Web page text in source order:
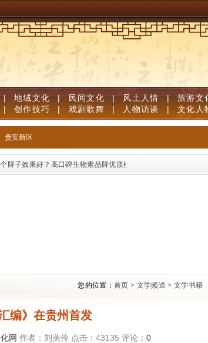
| 地域文化 | 民间文化 | 风土人情 | 旅游文
| 创作技巧 | 戏剧歌舞 | 人物访谈 | 文化人
贵安新区
牌子效果好？高口碑生物素品牌优质榜单，足量维生素B族固发防
您的位置： 首页 > 文学频道 > 文学书籍
编》在贵州首发
网 作者：刘美伶 点击： 43135 评论： 0